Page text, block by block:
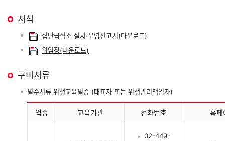
서식
집단급식소 설치·운영신고서(다운로드)
위임장(다운로드)
구비서류
필수서류 위생교육필증 (대표자 또는 위생관리책임자)
업종 교육기관 전화번호 홈페
02-449-